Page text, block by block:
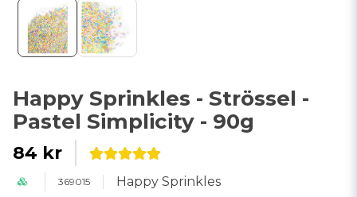
Happy Sprinkles - Strössel -
Pastel Simplicity - 90g
84 kr
369015 Happy Sprinkles